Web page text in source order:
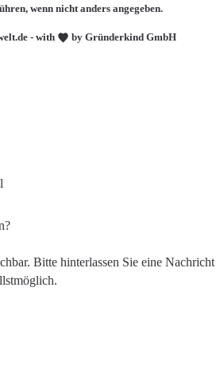
- with by Gründerkind GmbH
wenn nicht anders angegeben.